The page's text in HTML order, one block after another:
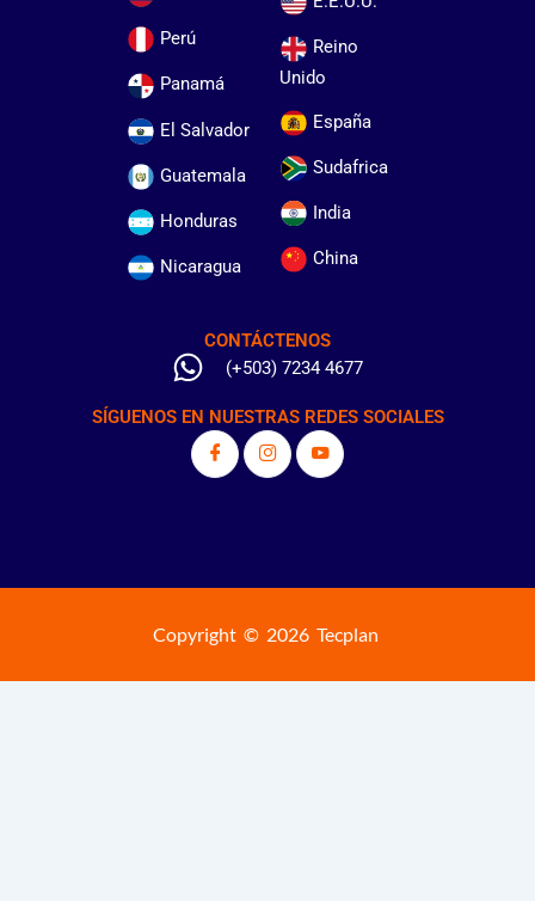
Perú
Panamá
El Salvador
Guatemala
Honduras
Nicaragua
Reino
Unido
España
Sudafrica
India
China
CONTÁCTENOS
(+503) 7234 4677
SÍGUENOS EN NUESTRAS REDES SOCIALES
Copyright © 2026 Tecplan